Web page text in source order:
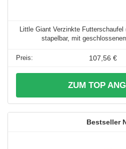
Little Giant Verzinkte
stapelbar, mit
107,56 €
ZUM TOP